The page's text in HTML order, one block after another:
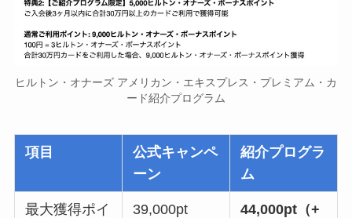
ヒルトン・オナーズ アメリカン・エキスプレス・プレミアム・カ
ード紹介プログラム
項目
公式キャンペ
ーン
紹介プログラ
ム
最大獲得ポイ
39,000pt
44,000pt（+